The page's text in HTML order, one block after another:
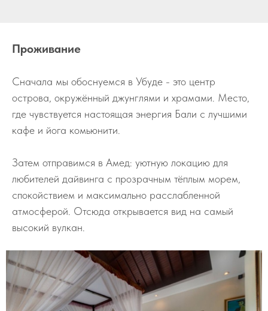
Проживание
Сначала мы обоснуемся в Убуде - это центр
острова, окружённый джунглями и храмами. Место,
где чувствуется настоящая энергия Бали с лучшими
кафе и йога комьюнити.
Затем отправимся в Амед: уютную локацию для
любителей дайвинга с прозрачным тёплым морем,
спокойствием и максимально расслабленной
атмосферой. Отсюда открывается вид на самый
высокий вулкан.